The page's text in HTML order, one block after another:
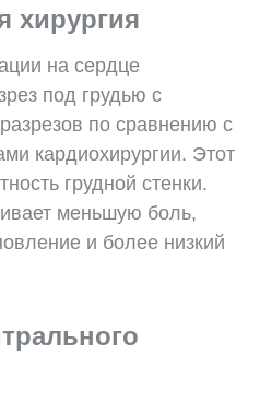
хирургия
на сердце
под грудью с
по сравнению с
кардиохирургии. Этот
грудной стенки.
меньшую боль,
и более низкий